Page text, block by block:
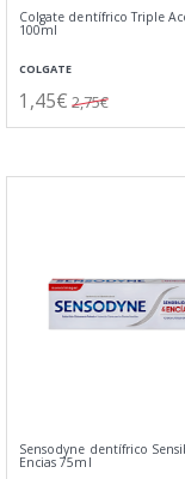
Colgate dentífrico Triple
100ml
COLGATE
1,45€ 2,75€
Sensodyne dentífrico
Encias 75ml